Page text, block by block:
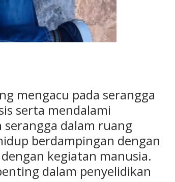
mengacu pada serangga
serta mendalami
dalam ruang
berdampingan dengan
kegiatan manusia.
dalam penyelidikan